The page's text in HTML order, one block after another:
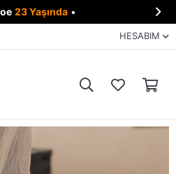
23 Yaşında • 
HESABIM